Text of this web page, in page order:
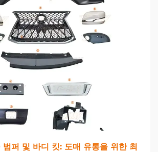
퍼 및 바디 킷: 도매 유통을 위한 최